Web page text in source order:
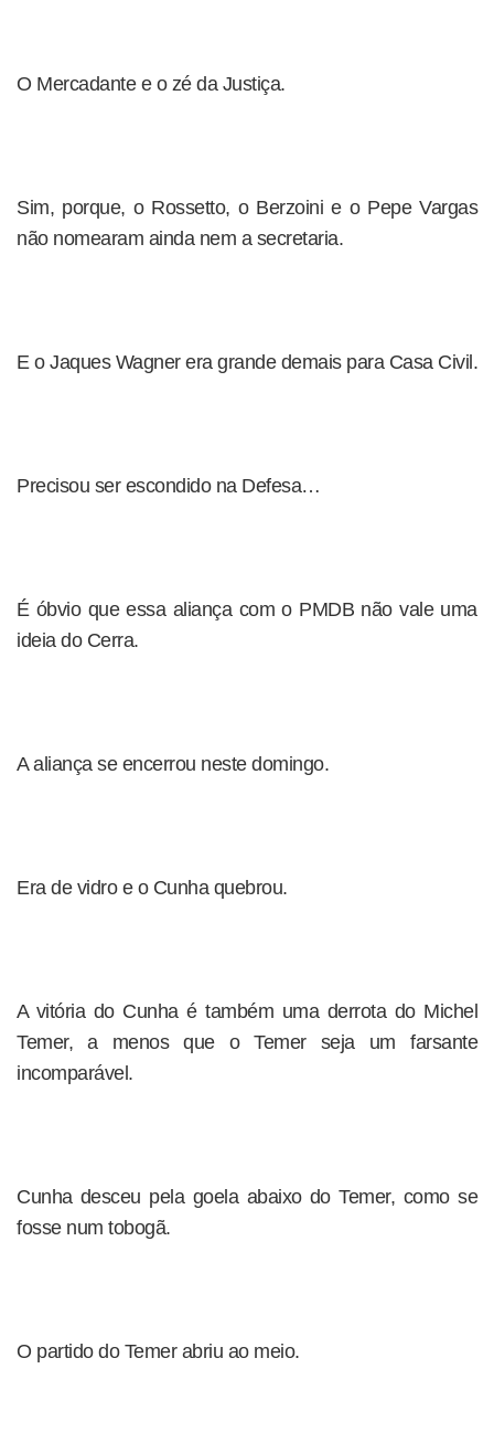
O Mercadante e o zé da Justiça.
Sim, porque, o Rossetto, o Berzoini e o Pepe Vargas
não nomearam ainda nem a secretaria.
E o Jaques Wagner era grande demais para Casa Civil.
Precisou ser escondido na Defesa…
É óbvio que essa aliança com o PMDB não vale uma
ideia do Cerra.
A aliança se encerrou neste domingo.
Era de vidro e o Cunha quebrou.
A vitória do Cunha é também uma derrota do Michel
Temer, a menos que o Temer seja um farsante
incomparável.
Cunha desceu pela goela abaixo do Temer, como se
fosse num tobogã.
O partido do Temer abriu ao meio.